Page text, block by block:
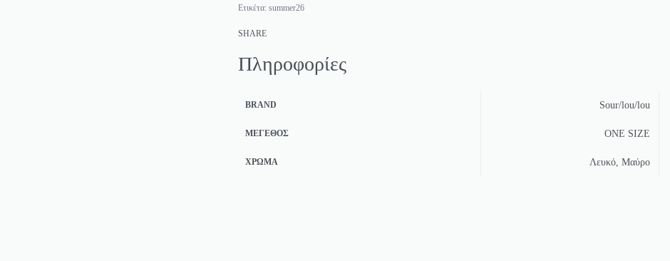
Ετικέτα: summer26
SHARE
Πληροφορίες
BRAND Sour/lou/lou
ΜΈΓΕΘΟΣ ONE SIZE
ΧΡΏΜΑ Λευκό, Μαύρο